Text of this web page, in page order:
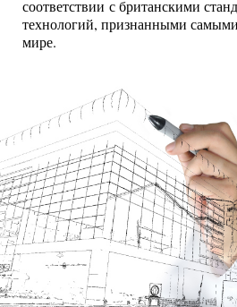
соответствии с британскими
технологий, признанными
мире.